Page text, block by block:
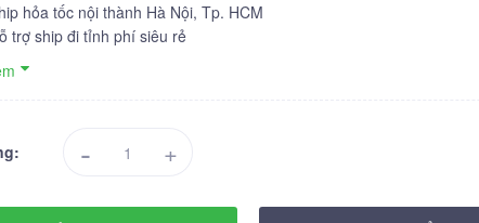
hỏa tốc nội thành Hà Nội, Tp. HCM
trợ ship đi tỉnh phí siêu rẻ
- +